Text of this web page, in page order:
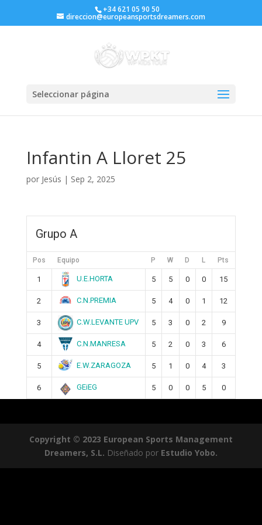
+34 621 05 90 50
direccion@europeansportsdreamers.com
Seleccionar página
Infantin A Lloret 25
por Jesús | Sep 2, 2025
Grupo A
Pos Equipo P W D L Pts
1 U.E.HORTA 5 5 0 0 15
2 C.N.PREMIA 5 4 0 1 12
3 C.W.LEVANTE UPV 5 3 0 2 9
4 C.N.MANRESA 5 2 0 3 6
5 E.W.ZARAGOZA 5 1 0 4 3
6 GEiEG 5 0 0 5 0
Copyright © 2023 European Sports Management
Dreamers, S.L. Diseñado por Estudio Yobo.